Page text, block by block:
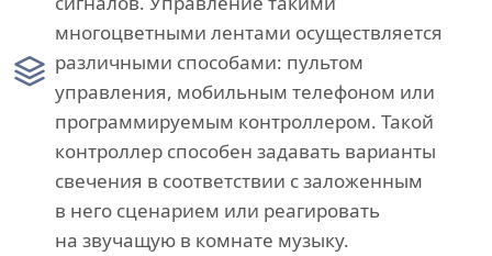
многоцветными лентами осуществляется
различными способами: пультом
управления, мобильным телефоном или
программируемым контроллером. Такой
контроллер способен задавать варианты
свечения в соответствии с заложенным
в него сценарием или реагировать
на звучащую в комнате музыку.